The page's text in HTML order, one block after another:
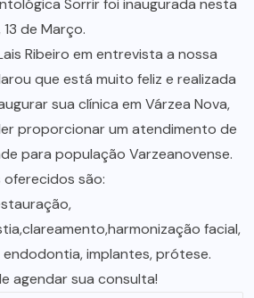
Sorrir foi inaugurada nesta
de Março.
Ribeiro em entrevista a nossa
que está muito feliz e realizada
sua clínica em Várzea Nova,
proporcionar um atendimento de
para população Varzeanovense.
oferecidos são:
facial,
implantes, prótese.
agendar sua consulta!